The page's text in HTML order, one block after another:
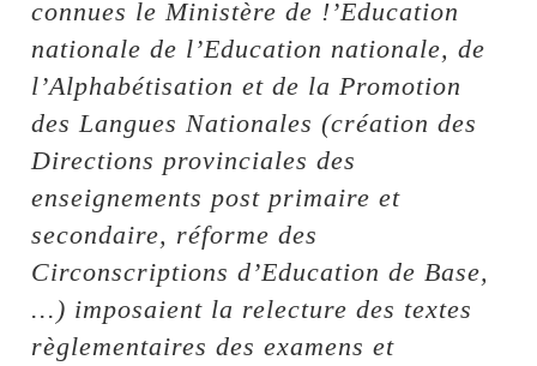
connues le Ministère de !’Education
nationale de l’Education nationale, de
l’Alphabétisation et de la Promotion
des Langues Nationales (création des
Directions provinciales des
enseignements post primaire et
secondaire, réforme des
Circonscriptions d’Education de Base,
...) imposaient la relecture des textes
règlementaires des examens et